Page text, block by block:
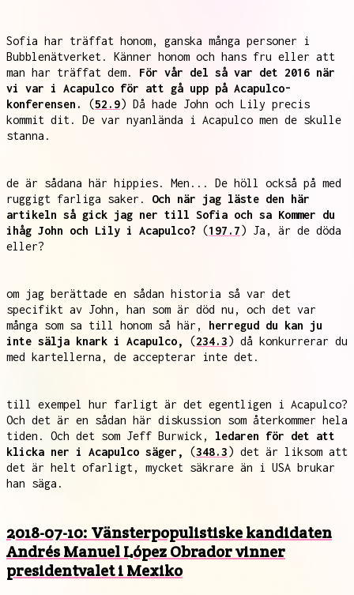
Sofia har träffat honom, ganska många personer i
Bubblenätverket. Känner honom och hans fru eller att
man har träffat dem. För vår del så var det 2016 när
vi var i Acapulco för att gå upp på Acapulco-
konferensen.
(52.9) Då hade John och Lily precis
kommit dit. De var nyanlända i Acapulco men de skulle
stanna.
de är sådana här hippies. Men... De höll också på med
ruggigt farliga saker. Och när jag läste den här
artikeln så gick jag ner till Sofia och sa Kommer du
ihåg John och Lily i Acapulco? (197.7) Ja, är de döda
eller?
om jag berättade en sådan historia så var det
specifikt av John, han som är död nu, och det var
många som sa till honom så här, herregud du kan ju
inte sälja knark i Acapulco,
(234.3) då konkurrerar du
med kartellerna, de accepterar inte det.
till exempel hur farligt är det egentligen i Acapulco?
Och det är en sådan här diskussion som återkommer hela
tiden. Och det som Jeff Burwick, ledaren för det att
klicka ner i Acapulco säger,
(348.3) det är liksom att
det är helt ofarligt, mycket säkrare än i USA brukar
han säga.
2018-07-10: Vänsterpopulistiske kandidaten
Andrés Manuel López Obrador vinner
presidentvalet i Mexiko